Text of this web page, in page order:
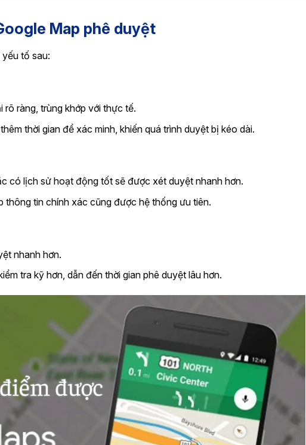
Map phê duyệt
tố sau:
rõ ràng, trùng khớp với thực tế.
thời gian để xác minh, khiến quá trình duyệt bị kéo dài.
có lịch sử hoạt động tốt sẽ được xét duyệt nhanh hơn.
tin chính xác cũng được hệ thống ưu tiên.
nhanh hơn.
tra kỹ hơn, dẫn đến thời gian phê duyệt lâu hơn.